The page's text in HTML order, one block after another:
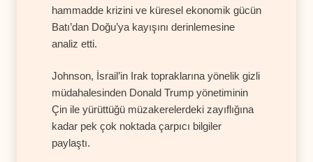
hammadde krizini ve küresel ekonomik gücün
Batı’dan Doğu’ya kayışını derinlemesine
analiz etti.
Johnson, İsrail’in Irak topraklarına yönelik gizli
müdahalesinden Donald Trump yönetiminin
Çin ile yürüttüğü müzakerelerdeki zayıflığına
kadar pek çok noktada çarpıcı bilgiler
paylaştı.